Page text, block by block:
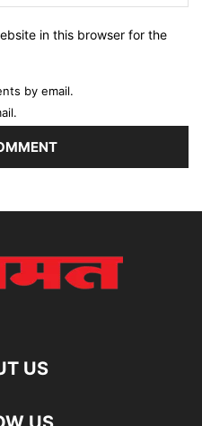
in this browser for the
by email.
US